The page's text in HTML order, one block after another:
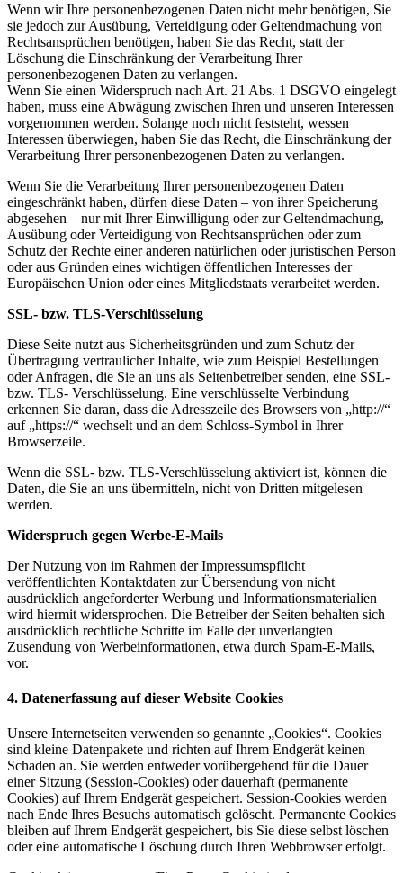
Wenn wir Ihre personenbezogenen Daten nicht mehr benötigen, Sie
sie jedoch zur Ausübung, Verteidigung oder Geltendmachung von
Rechtsansprüchen benötigen, haben Sie das Recht, statt der
Löschung die Einschränkung der Verarbeitung Ihrer
personenbezogenen Daten zu verlangen.
Wenn Sie einen Widerspruch nach Art. 21 Abs. 1 DSGVO eingelegt
haben, muss eine Abwägung zwischen Ihren und unseren Interessen
vorgenommen werden. Solange noch nicht feststeht, wessen
Interessen überwiegen, haben Sie das Recht, die Einschränkung der
Verarbeitung Ihrer personenbezogenen Daten zu verlangen.
Wenn Sie die Verarbeitung Ihrer personenbezogenen Daten
eingeschränkt haben, dürfen diese Daten – von ihrer Speicherung
abgesehen – nur mit Ihrer Einwilligung oder zur Geltendmachung,
Ausübung oder Verteidigung von Rechtsansprüchen oder zum
Schutz der Rechte einer anderen natürlichen oder juristischen Person
oder aus Gründen eines wichtigen öffentlichen Interesses der
Europäischen Union oder eines Mitgliedstaats verarbeitet werden.
SSL- bzw. TLS-Verschlüsselung
Diese Seite nutzt aus Sicherheitsgründen und zum Schutz der
Übertragung vertraulicher Inhalte, wie zum Beispiel Bestellungen
oder Anfragen, die Sie an uns als Seitenbetreiber senden, eine SSL-
bzw. TLS- Verschlüsselung. Eine verschlüsselte Verbindung
erkennen Sie daran, dass die Adresszeile des Browsers von „http://“
auf „https://“ wechselt und an dem Schloss-Symbol in Ihrer
Browserzeile.
Wenn die SSL- bzw. TLS-Verschlüsselung aktiviert ist, können die
Daten, die Sie an uns übermitteln, nicht von Dritten mitgelesen
werden.
Widerspruch gegen Werbe-E-Mails
Der Nutzung von im Rahmen der Impressumspflicht
veröffentlichten Kontaktdaten zur Übersendung von nicht
ausdrücklich angeforderter Werbung und Informationsmaterialien
wird hiermit widersprochen. Die Betreiber der Seiten behalten sich
ausdrücklich rechtliche Schritte im Falle der unverlangten
Zusendung von Werbeinformationen, etwa durch Spam-E-Mails,
vor.
4. Datenerfassung auf dieser Website Cookies
Unsere Internetseiten verwenden so genannte „Cookies“. Cookies
sind kleine Datenpakete und richten auf Ihrem Endgerät keinen
Schaden an. Sie werden entweder vorübergehend für die Dauer
einer Sitzung (Session-Cookies) oder dauerhaft (permanente
Cookies) auf Ihrem Endgerät gespeichert. Session-Cookies werden
nach Ende Ihres Besuchs automatisch gelöscht. Permanente Cookies
bleiben auf Ihrem Endgerät gespeichert, bis Sie diese selbst löschen
oder eine automatische Löschung durch Ihren Webbrowser erfolgt.